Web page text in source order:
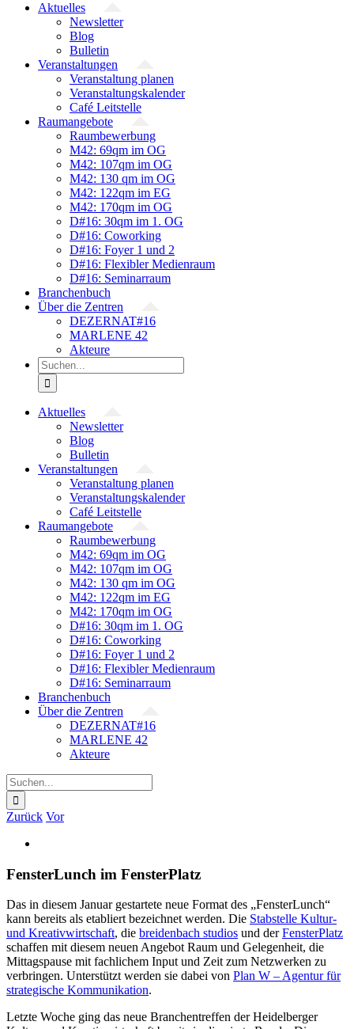
Aktuelles
Newsletter
Blog
Bulletin
Veranstaltungen
Veranstaltung planen
Veranstaltungskalender
Café Leitstelle
Raumangebote
Raumbewerbung
M42: 69qm im OG
M42: 107qm im OG
M42: 130 qm im OG
M42: 122qm im EG
M42: 170qm im OG
D#16: 30qm im 1. OG
D#16: Coworking
D#16: Foyer 1 und 2
D#16: Flexibler Medienraum
D#16: Seminarraum
Branchenbuch
Über die Zentren
DEZERNAT#16
MARLENE 42
Akteure
Suche
nach:
Aktuelles
Newsletter
Blog
Bulletin
Veranstaltungen
Veranstaltung planen
Veranstaltungskalender
Café Leitstelle
Raumangebote
Raumbewerbung
M42: 69qm im OG
M42: 107qm im OG
M42: 130 qm im OG
M42: 122qm im EG
M42: 170qm im OG
D#16: 30qm im 1. OG
D#16: Coworking
D#16: Foyer 1 und 2
D#16: Flexibler Medienraum
D#16: Seminarraum
Branchenbuch
Über die Zentren
DEZERNAT#16
MARLENE 42
Akteure
Suche
nach:
Zurück Vor
Bild
FensterLunch im FensterPlatz
Das in diesem Januar gestartete neue Format des „FensterLunch“
kann bereits als etabliert bezeichnet werden. Die Stabstelle Kultur-
und Kreativwirtschaft, die breidenbach studios und derFensterPlatz
schaffen mit diesem neuen Angebot Raum und Gelegenheit, die
Mittagspause mit fachlichem Input und Zeit zum Netzwerken zu
verbringen. Unterstützt werden sie dabei von Plan W – Agentur für
strategische Kommunikation.
Letzte Woche ging das neue Branchentreffen der Heidelberger